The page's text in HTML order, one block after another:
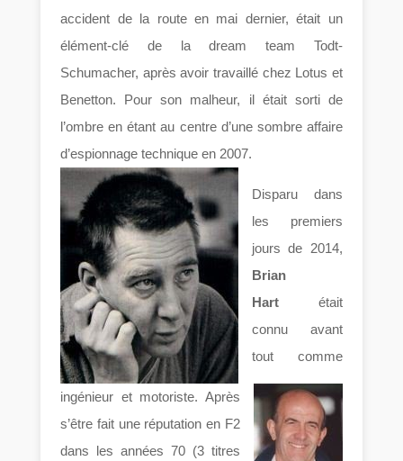
accident de la route en mai dernier, était un
élément-clé de la dream team Todt-
Schumacher, après avoir travaillé chez Lotus et
Benetton. Pour son malheur, il était sorti de
l’ombre en étant au centre d’une sombre affaire
d’espionnage technique en 2007.
Disparu dans
les premiers
jours de 2014,
Brian
Hart était
connu avant
tout comme
ingénieur et motoriste. Après
s’être fait une réputation en F2
dans les années 70 (3 titres